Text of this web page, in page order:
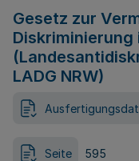
Gesetz zur
LADG NRW)
Seite 595